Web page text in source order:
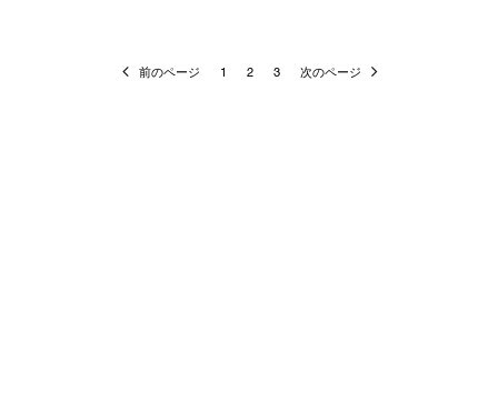
前のページ 1 2 3 次のページ